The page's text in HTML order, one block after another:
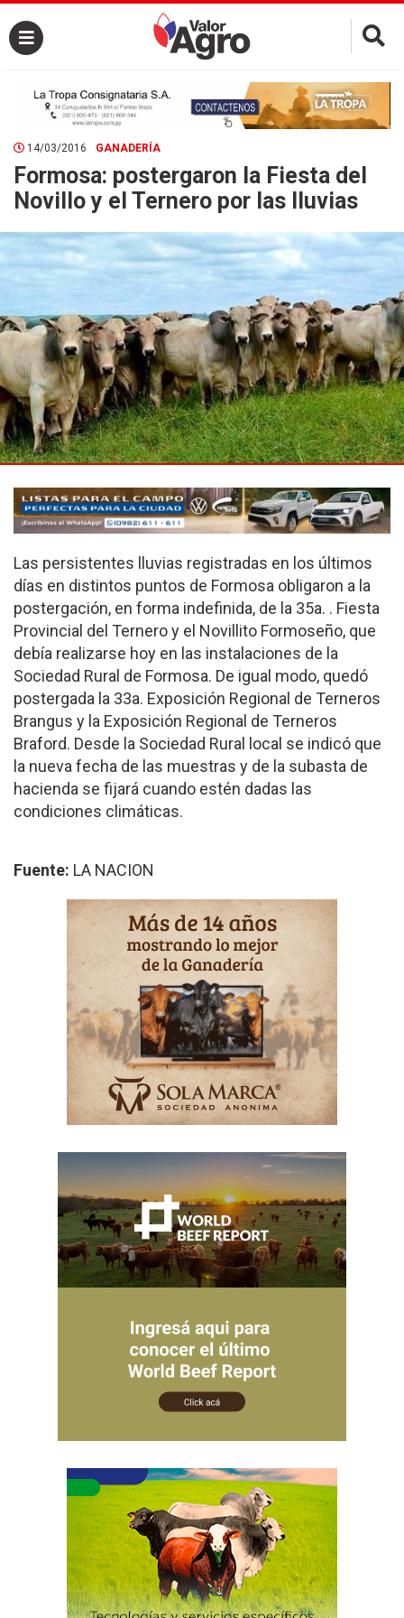
×
14/03/2016 GANADERÍA
Formosa: postergaron la Fiesta del
Novillo y el Ternero por las lluvias
Las persistentes lluvias registradas en los últimos
días en distintos puntos de Formosa obligaron a la
postergación, en forma indefinida, de la 35a. . Fiesta
Provincial del Ternero y el Novillito Formoseño, que
debía realizarse hoy en las instalaciones de la
Sociedad Rural de Formosa. De igual modo, quedó
postergada la 33a. Exposición Regional de Terneros
Brangus y la Exposición Regional de Terneros
Braford. Desde la Sociedad Rural local se indicó que
la nueva fecha de las muestras y de la subasta de
hacienda se fijará cuando estén dadas las
condiciones climáticas.
Fuente: LA NACION